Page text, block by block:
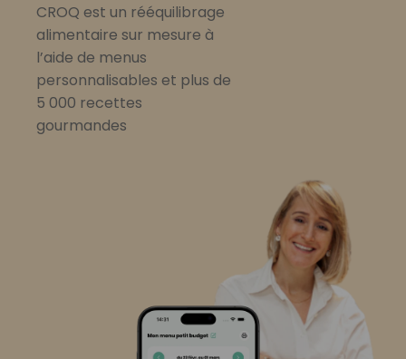
CROQ est un rééquilibrage
alimentaire sur mesure à
l’aide de menus
personnalisables et plus de
5 000 recettes
gourmandes